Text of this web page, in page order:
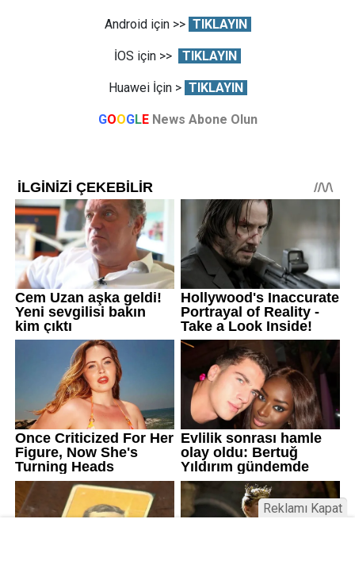
Android için >> TIKLAYIN
İOS için >> TIKLAYIN
Huawei İçin > TIKLAYIN
GOOGLE News Abone Olun
Reklamı Kapat